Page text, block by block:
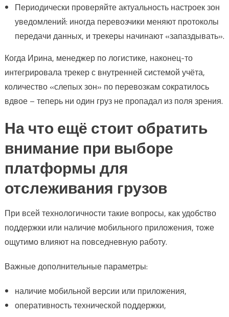
Периодически проверяйте актуальность настроек зон
уведомлений: иногда перевозчики меняют протоколы
передачи данных, и трекеры начинают «запаздывать».
Когда Ирина, менеджер по логистике, наконец-то
интегрировала трекер с внутренней системой учёта,
количество «слепых зон» по перевозкам сократилось
вдвое – теперь ни один груз не пропадал из поля зрения.
На что ещё стоит обратить
внимание при выборе
платформы для
отслеживания грузов
При всей технологичности такие вопросы, как удобство
поддержки или наличие мобильного приложения, тоже
ощутимо влияют на повседневную работу.
Важные дополнительные параметры:
наличие мобильной версии или приложения,
оперативность технической поддержки,